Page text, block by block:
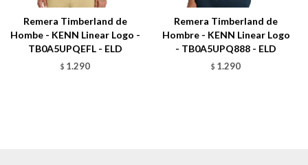
Remera Timberland de
Hombe - KENN Linear Logo -
TB0A5UPQEFL - ELD
$ 1.290
Remera Timberland de
Hombre - KENN Linear Logo
- TB0A5UPQ888 - ELD
$ 1.290